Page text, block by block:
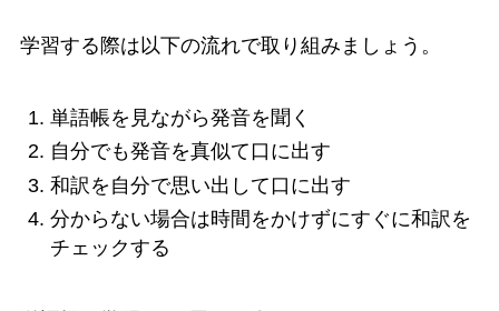
学習する際は以下の流れで取り組みましょう。
単語帳を見ながら発音を聞く
自分でも発音を真似て口に出す
和訳を自分で思い出して口に出す
分からない場合は時間をかけずにすぐに和訳を
チェックする